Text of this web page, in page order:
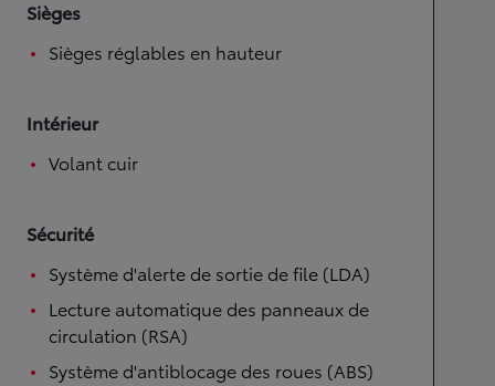
Sièges
Sièges réglables en hauteur
Intérieur
Volant cuir
Sécurité
Système d'alerte de sortie de file (LDA)
Lecture automatique des panneaux de
circulation (RSA)
Système d'antiblocage des roues (ABS)